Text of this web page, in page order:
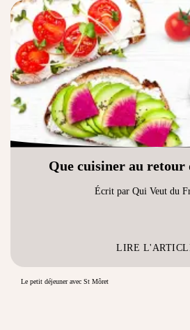
Que cuisiner au retour
Écrit par Qui Veut du
LIRE
Le petit déjeuner avec St Môret